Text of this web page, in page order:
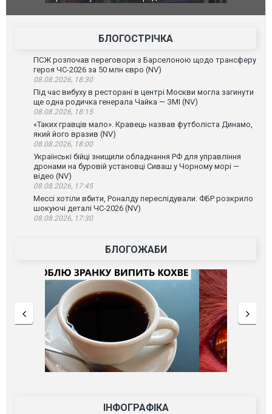
позашляховика Purosangue. ВІДЕО
фільму
БЛОГОСТРІЧКА
ПСЖ розпочав переговори з Барселоною щодо трансферу
героя ЧС-2026 за 50 млн євро (NV)
08.08.2026, 18:30
Під час вибуху в ресторані в центрі Москви могла загинути
ще одна родичка генерала Чайка — ЗМІ (NV)
08.08.2026, 18:15
«Таких гравців мало». Кравець назвав футболіста Динамо,
який його вразив (NV)
08.08.2026, 18:00
Українські бійці знищили обладнання РФ для управління
дронами на буровій установці Сиваш у Чорному морі —
відео (NV)
08.08.2026, 17:45
Мессі хотіли вбити, Роналду переслідували: ФБР розкрило
шокуючі деталі ЧС-2026 (NV)
08.08.2026, 17:30
БЛОГОЖАБИ
ІНФОГРАФІКА